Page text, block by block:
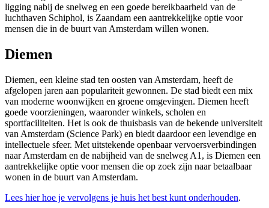
ligging nabij de snelweg en een goede bereikbaarheid van de
luchthaven Schiphol, is Zaandam een aantrekkelijke optie voor
mensen die in de buurt van Amsterdam willen wonen.
Diemen
Diemen, een kleine stad ten oosten van Amsterdam, heeft de
afgelopen jaren aan populariteit gewonnen. De stad biedt een mix
van moderne woonwijken en groene omgevingen. Diemen heeft
goede voorzieningen, waaronder winkels, scholen en
sportfaciliteiten. Het is ook de thuisbasis van de bekende universiteit
van Amsterdam (Science Park) en biedt daardoor een levendige en
intellectuele sfeer. Met uitstekende openbaar vervoersverbindingen
naar Amsterdam en de nabijheid van de snelweg A1, is Diemen een
aantrekkelijke optie voor mensen die op zoek zijn naar betaalbaar
wonen in de buurt van Amsterdam.
Lees hier hoe je vervolgens je huis het best kunt onderhouden.